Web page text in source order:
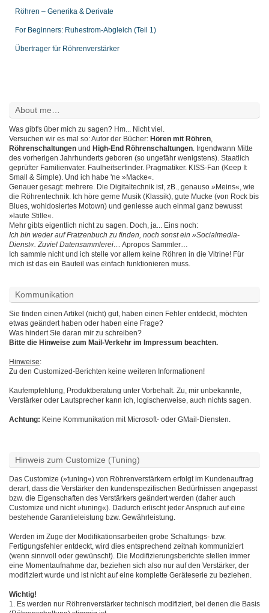
Röhren – Generika & Derivate
For Beginners: Ruhestrom-Abgleich (Teil 1)
Übertrager für Röhrenverstärker
About me…
Was gibt's über mich zu sagen? Hm... Nicht viel.
Versuchen wir es mal so: Autor der Bücher: Hören mit Röhren,
Röhrenschaltungen und High-End Röhrenschaltungen. Irgendwann Mitte
des vorherigen Jahrhunderts geboren (so ungefähr wenigstens). Staatlich
geprüfter Familienvater. Faulheitserfinder. Pragmatiker. KISS-Fan (Keep It
Small & Simple). Und ich habe 'ne »Macke«.
Genauer gesagt: mehrere. Die Digitaltechnik ist, zB., genauso »Meins«, wie
die Röhrentechnik. Ich höre gerne Musik (Klassik), gute Mucke (von Rock bis
Blues, wohldosiertes Motown) und geniesse auch einmal ganz bewusst
»laute Stille«.
Mehr gibts eigentlich nicht zu sagen. Doch, ja... Eins noch:
Ich bin weder auf Fratzenbuch zu finden, noch sonst ein »Socialmedia-
Dienst«. Zuviel Datensammlerei… Apropos Sammler…
Ich sammle nicht und ich stelle vor allem keine Röhren in die Vitrine! Für
mich ist das ein Bauteil was einfach funktionieren muss.
Kommunikation
Sie finden einen Artikel (nicht) gut, haben einen Fehler entdeckt, möchten
etwas geändert haben oder haben eine Frage?
Was hindert Sie daran mir zu schreiben?
Bitte die Hinweise zum Mail-Verkehr im Impressum beachten.
Hinweise:
Zu den Customized-Berichten keine weiteren Informationen!
Kaufempfehlung, Produktberatung unter Vorbehalt. Zu, mir unbekannte,
Verstärker oder Lautsprecher kann ich, logischerweise, auch nichts sagen.
Achtung: Keine Kommunikation mit Microsoft- oder GMail-Diensten.
Hinweis zum Customize (Tuning)
Das Customize (»tuning«) von Röhrenverstärkern erfolgt im Kundenauftrag
derart, dass die Verstärker den kundenspezifischen Bedürfnissen angepasst
bzw. die Eigenschaften des Verstärkers geändert werden (daher auch
Customize und nicht »tuning«). Dadurch erlischt jeder Anspruch auf eine
bestehende Garantieleistung bzw. Gewährleistung.
Werden im Zuge der Modifikationsarbeiten grobe Schaltungs- bzw.
Fertigungsfehler entdeckt, wird dies entsprechend zeitnah kommuniziert
(wenn sinnvoll oder gewünscht). Die Modifizierungsberichte stellen immer
eine Momentaufnahme dar, beziehen sich also nur auf den Verstärker, der
modifiziert wurde und ist nicht auf eine komplette Geräteserie zu beziehen.
Wichtig!
1. Es werden nur Röhrenverstärker technisch modifiziert, bei denen die Basis